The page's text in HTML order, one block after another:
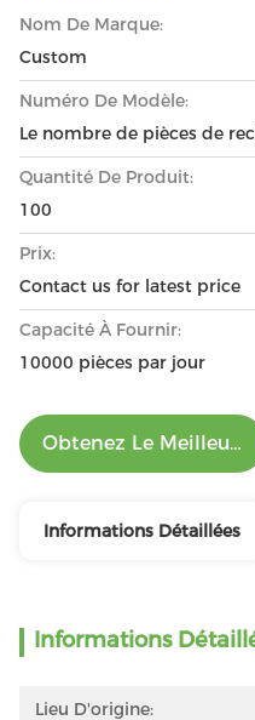
Nom De Marque:
Custom
Numéro De Modèle:
Le nombre de pièces de
Quantité De Produit:
100
Prix:
Contact us for latest price
Capacité À Fournir:
10000 pièces par jour
Obtenez Le Meilleur
Informations Détaillées
Informations
Lieu D'origine: